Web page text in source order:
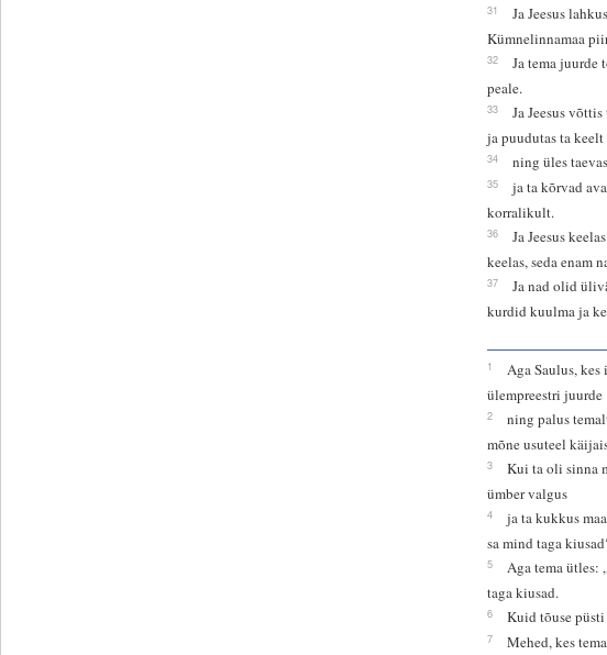
31
Ja Jeesus
Kümnelinnamaa
32
Ja tema juurde
peale.
33
Ja Jeesus
ja puudutas ta keelt
34 ning üles
35
ja ta kõrvad
korralikult.
36
Ja Jeesus
keelas, seda enam
37
Ja nad olid
kurdid kuulma ja
1
Aga Saulus,
ülempreestri juurde
2
ning palus
mõne usuteel
3
Kui ta oli sinna
ümber valgus
4
ja ta kukkus
sa mind taga
5
Aga tema ütles:
taga kiusad.
6 Kuid tõuse püsti
7
Mehed, kes